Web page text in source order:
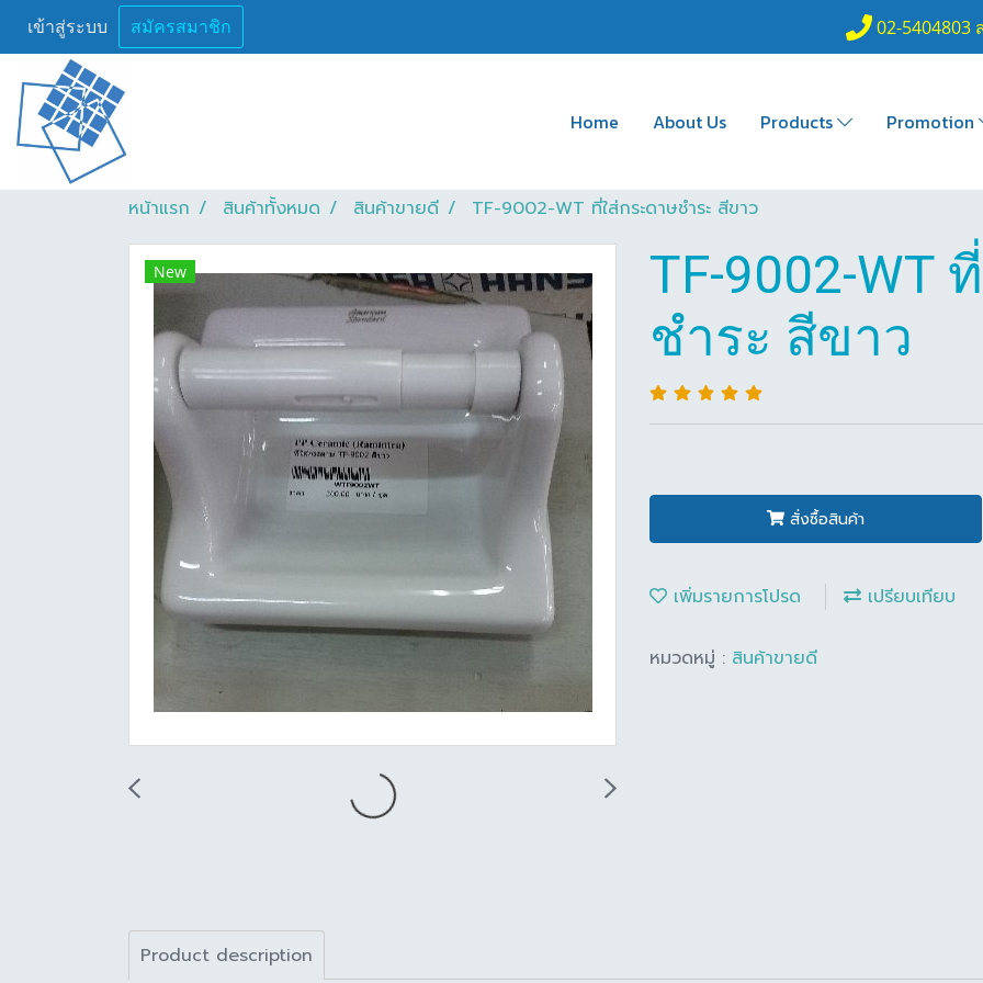
เข้าสู่ระบบ สมัครสมาชิก 02-5404803
Home About Us Products Promotion
หน้าแรก สินค้าทั้งหมด สินค้าขายดี TF-9002-WT ที่ใส่กระดาษชำระ สีขาว
New
TF-9002-WT
ชำระ สีขาว
สั่งซื้อสินค้า
เพิ่มรายการโปรด เปรียบเทียบ
หมวดหมู่ : สินค้าขายดี
Product description